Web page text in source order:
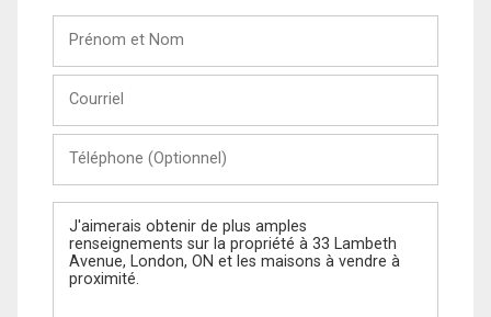
Nom
(Optionnel)
Message